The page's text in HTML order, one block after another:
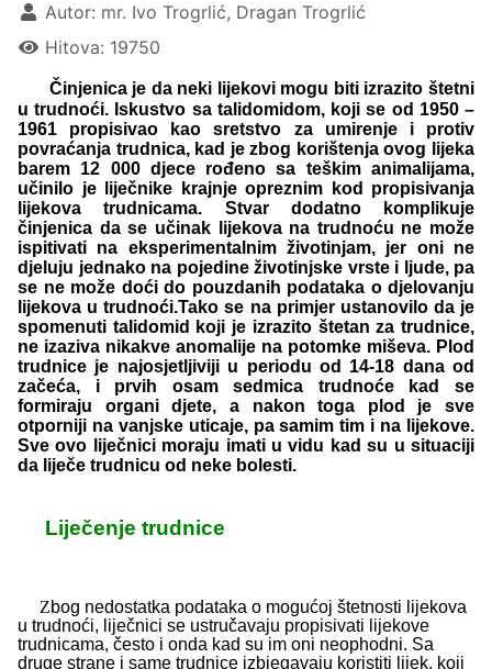
Autor: mr. Ivo Trogrlić, Dragan Trogrlić
Hitova: 19750
Činjenica je da neki lijekovi mogu biti izrazito štetni
u trudnoći. Iskustvo sa talidomidom, koji se od 1950 –
1961 propisivao kao sretstvo za umirenje i protiv
povraćanja trudnica, kad je zbog korištenja ovog lijeka
barem 12 000 djece rođeno sa teškim animalijama,
učinilo je liječnike krajnje opreznim kod propisivanja
lijekova trudnicama. Stvar dodatno komplikuje
činjenica da se učinak lijekova na trudnoću ne može
ispitivati na eksperimentalnim životinjam, jer oni ne
djeluju jednako na pojedine životinjske vrste i ljude, pa
se ne može doći do pouzdanih podataka o djelovanju
lijekova u trudnoći.Tako se na primjer ustanovilo da je
spomenuti talidomid koji je izrazito štetan za trudnice,
ne izaziva nikakve anomalije na potomke miševa. Plod
trudnice je najosjetljiviji u periodu od 14-18 dana od
začeća, i prvih osam sedmica trudnoće kad se
formiraju organi djete, a nakon toga plod je sve
otporniji na vanjske uticaje, pa samim tim i na lijekove.
Sve ovo liječnici moraju imati u vidu kad su u situaciji
da liječe trudnicu od neke bolesti.
Liječenje trudnice
Zbog nedostatka podataka o mogućoj štetnosti lijekova
u trudnoći, liječnici se ustručavaju propisivati lijekove
trudnicama, često i onda kad su im oni neophodni. Sa
druge strane i same trudnice izbjegavaju koristiti lijek, koji